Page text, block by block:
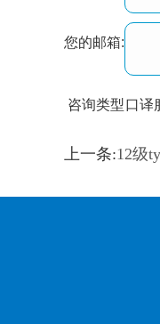
您的邮箱:
咨询类型口译
训翻译
上一条:12级